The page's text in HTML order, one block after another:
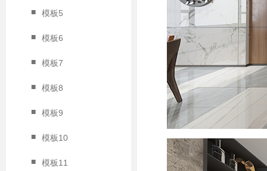
■ 模板5
■ 模板6
■ 模板7
■ 模板8
■ 模板9
■ 模板10
■ 模板11